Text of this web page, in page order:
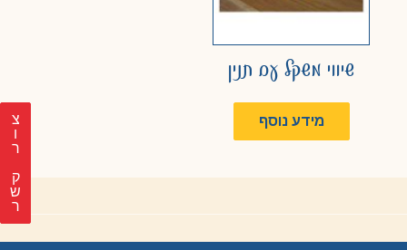
שיווי משקל עם תנין
מידע נוסף
צ
ר
ק
ש
ר